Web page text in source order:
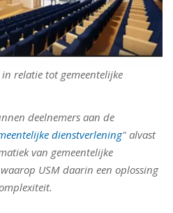
relatie tot gemeentelijke
deelnemers aan de
dienstverlening" alvast
van gemeentelijke
USM daarin een oplossing